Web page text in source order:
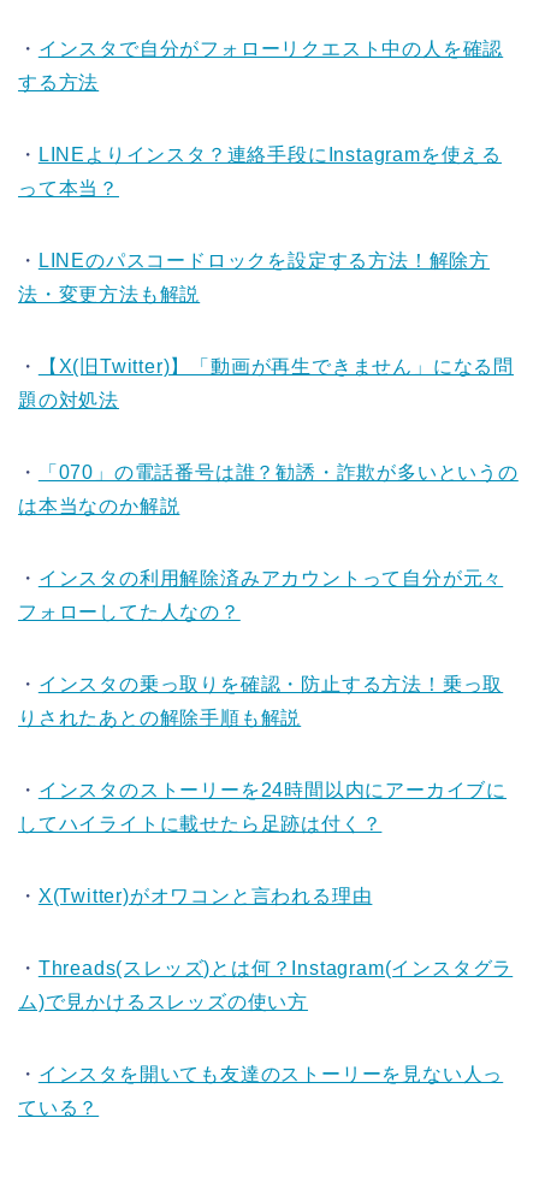
・ インスタで自分がフォローリクエスト中の人を確認
する方法
・ LINEよりインスタ？連絡手段にInstagramを使える
って本当？
・ LINEのパスコードロックを設定する方法！解除方
法・変更方法も解説
・
【X(旧Twitter)】「動画が再生できません」になる問
題の対処法
・
「070」の電話番号は誰？勧誘・詐欺が多いというの
は本当なのか解説
・ インスタの利用解除済みアカウントって自分が元々
フォローしてた人なの？
・ インスタの乗っ取りを確認・防止する方法！乗っ取
りされたあとの解除手順も解説
・ インスタのストーリーを24時間以内にアーカイブに
してハイライトに載せたら足跡は付く？
・ X(Twitter)がオワコンと言われる理由
・ Threads(スレッズ)とは何？Instagram(インスタグラ
ム)で見かけるスレッズの使い方
・ インスタを開いても友達のストーリーを見ない人っ
ている？